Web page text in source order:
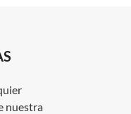
nuestra